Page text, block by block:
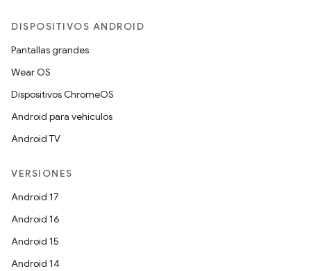
DISPOSITIVOS ANDROID
Pantallas grandes
Wear OS
Dispositivos ChromeOS
Android para vehículos
Android TV
VERSIONES
Android 17
Android 16
Android 15
Android 14